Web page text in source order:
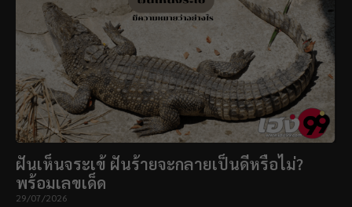
ฝันเห็นจระเข้ ฝันร้ายจะกลายเป็นดีหรือไม่?
พร้อมเลขเด็ด
29/07/2026